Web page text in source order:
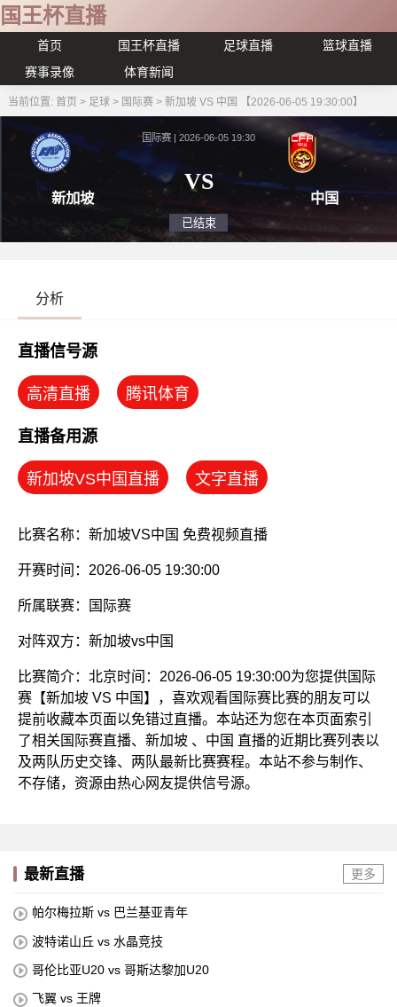
国王杯直播
首页 国王杯直播 足球直播
篮球直播
赛事录像
体育新闻
当前位置: 首页 > 足球> 国际赛> 新加坡 VS 中国 【2026-06-05 19:30:00】
新加坡
国际赛 | 2026-06-05 19:30
VS
分析
直播信号源
高清直播 腾讯体育
直播备用源
新加坡VS中国直播 文字直播
比赛名称：新加坡VS中国 免费视频直播
开赛时间：2026-06-05 19:30:00
所属联赛： 国际赛
对阵双方：新加坡vs中国
比赛简介：北京时间：2026-06-05 19:30:00为您提供国际
赛【新加坡 VS 中国】，喜欢观看国际赛比赛的朋友可以
提前收藏本页面以免错过直播。本站还为您在本页面索引
了相关国际赛直播、新加坡 、中国 直播的近期比赛列表以
及两队历史交锋、两队最新比赛赛程。本站不参与制作、
不存储，资源由热心网友提供信号源。
最新直播 更多
帕尔梅拉斯 vs 巴兰基亚青年
波特诺山丘 vs 水晶竞技
哥伦比亚U20 vs 哥斯达黎加U20
飞翼 vs 王牌